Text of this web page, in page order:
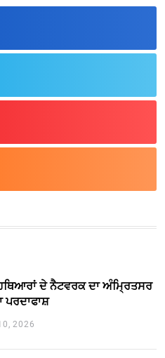
ਦੇ ਨੈਟਵਰਕ ਦਾ ਅੰਮ੍ਰਿਤਸਰ
ਪਰਦਾਫਾਸ਼
2026